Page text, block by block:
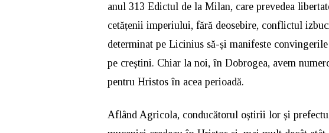
anul 313 Edictul de la Milan, care prevedea
cetățenii imperiului, fără deosebire, conflictul
determinat pe Licinius să-și manifeste
pe creștini. Chiar la noi, în Dobrogea, avem
pentru Hristos în acea perioadă.
Aflând Agricola, conducătorul oștirii lor și